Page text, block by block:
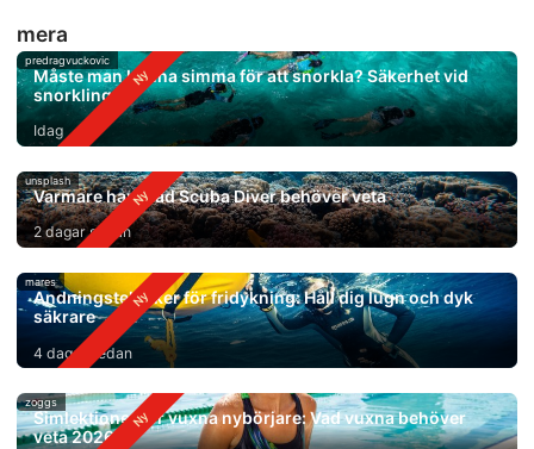
mera
predragvuckovic
Måste man kunna simma för att snorkla? Säkerhet vid
snorkling
Idag
unsplash
Varmare hav: Vad Scuba Diver behöver veta
2 dagar sedan
mares
Andningstekniker för fridykning: Håll dig lugn och dyk
säkrare
4 dagar sedan
zoggs
Simlektioner för vuxna nybörjare: Vad vuxna behöver
veta 2026